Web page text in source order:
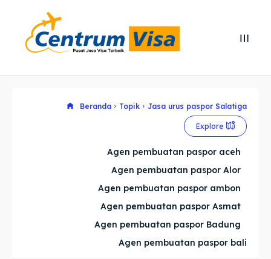
Cari
Cari
Explore our destinations
Explore our destinations
Beranda Topik Jasa urus paspor Salatiga
Explore
Agen pembuatan paspor aceh
Agen pembuatan paspor Alor
Agen pembuatan paspor ambon
Agen pembuatan paspor Asmat
Agen pembuatan paspor Badung
Agen pembuatan paspor bali